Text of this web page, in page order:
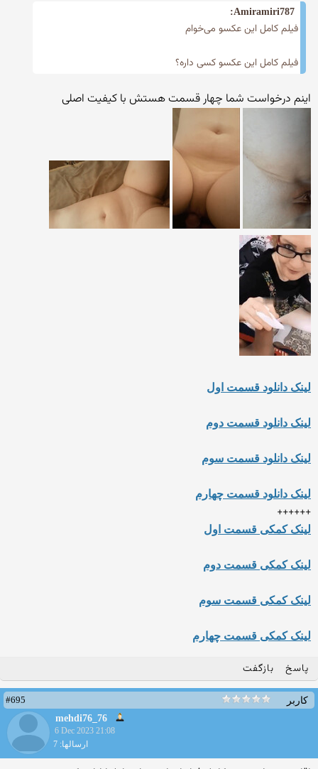
Amiramiri787:
فیلم کامل این عکسو می‌خوام
فیلم کامل این عکسو کسی داره؟
اینم درخواست شما چهار قسمت هستش با کیفیت اصلی
لینک دانلود قسمت اول
لینک دانلود قسمت دوم
لینک دانلود قسمت سوم
لینک دانلود قسمت چهارم
++++++
لینک کمکی قسمت اول
لینک کمکی قسمت دوم
لینک کمکی قسمت سوم
لینک کمکی قسمت چهارم
پاسخ بازگفت
کاربر
#695
mehdi76_76
6 Dec 2023 21:08
ارسالها: 7